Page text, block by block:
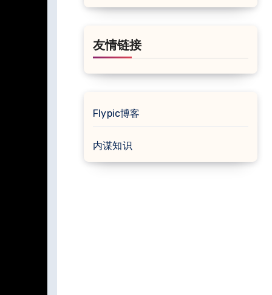
友情链接
Flypic博客
内谋知识